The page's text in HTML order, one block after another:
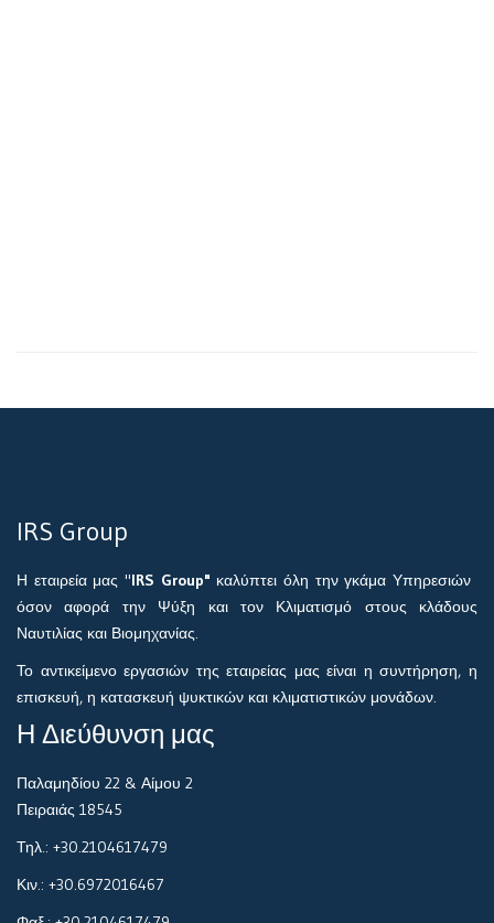
IRS Group
Η εταιρεία μας "IRS Group" καλύπτει όλη την γκάμα Υπηρεσιών
όσον αφορά την Ψύξη και τον Κλιματισμό στους κλάδους
Ναυτιλίας και Βιομηχανίας.
Το αντικείμενο εργασιών της εταιρείας μας είναι η συντήρηση, η
επισκευή, η κατασκευή ψυκτικών και κλιματιστικών μονάδων.
Η Διεύθυνση μας
Παλαμηδίου 22 & Αίμου 2
Πειραιάς 18545
Τηλ.: +30.2104617479
Κιν.: +30.6972016467